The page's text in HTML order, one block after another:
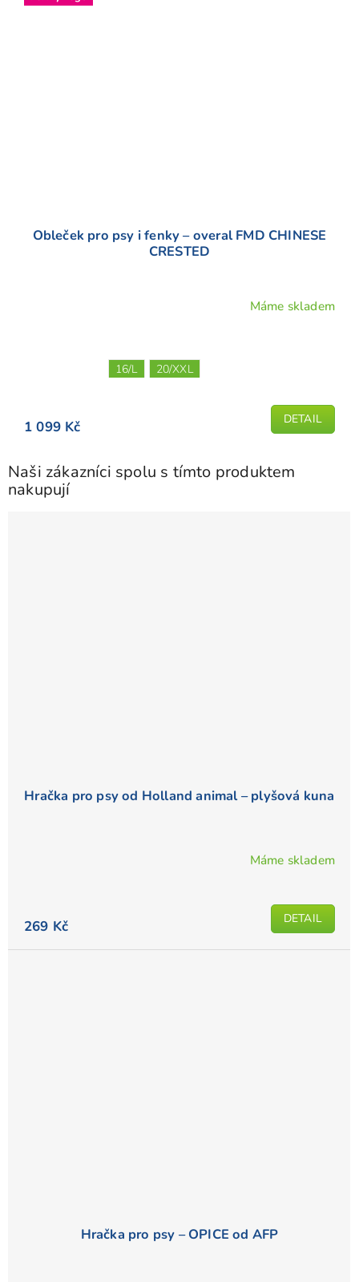
Obleček pro psy i fenky – overal FMD CHINESE
CRESTED
5
Máme skladem
1 099 Kč DETAIL
16/L 20/XXL
Naši zákazníci spolu s tímto produktem
nakupují
Hračka pro psy od Holland animal – plyšová kuna
Máme skladem
269 Kč DETAIL
Hračka pro psy – OPICE od AFP